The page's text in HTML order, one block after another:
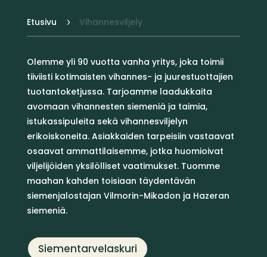
Etusivu 5 Vihannesviljely
Olemme yli 90 vuotta vanha yritys, joka toimii
tiiviisti kotimaisten vihannes- ja juurestuottajien
tuotantoketjussa. Tarjoamme laadukkaita
avomaan vihannesten siemeniä ja taimia,
istukassipuleita sekä vihannesviljelyn
erikoiskoneita. Asiakkaiden tarpeisiin vastaavat
osaavat ammattilaisemme, jotka huomioivat
viljelijöiden yksilölliset vaatimukset. Tuomme
maahan kahden toisiaan täydentävän
siemenjalostajan Vilmorin-Mikadon ja Hazeran
siemeniä.
Siementarvelaskuri